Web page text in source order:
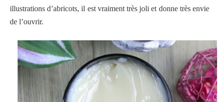
illustrations d’abricots, il est vraiment très joli et donne très envie
de l’ouvrir.